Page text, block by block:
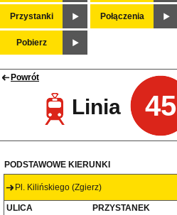
Przystanki Połączenia
Pobierz
Powrót
Linia 45
PODSTAWOWE KIERUNKI
Pl. Kilińskiego (Zgierz)
ULICA PRZYSTANEK